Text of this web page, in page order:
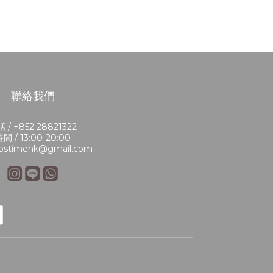
聯絡我們
/ +852 28821322
間 / 13:00-20:00